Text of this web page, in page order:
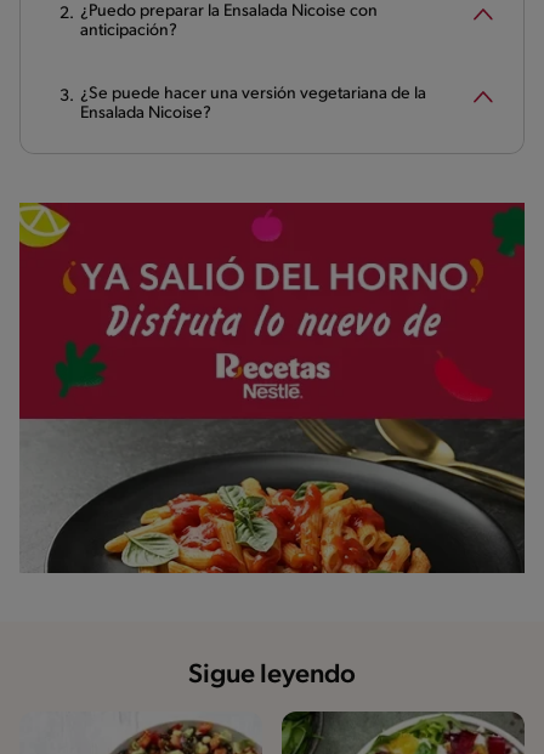
¿Puedo preparar la Ensalada Nicoise con
anticipación?
¿Se puede hacer una versión vegetariana de la
Ensalada Nicoise?
Sigue leyendo